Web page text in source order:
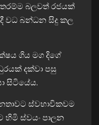
බලවත් රජයක්
වධ බන්ධන සිදු කල
ගිය මග දිගේ
දක්වා පසු
සිටියේය.
ස්වභාවිකවම
ස්වයං පාලන